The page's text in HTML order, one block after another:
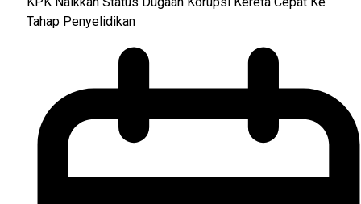
Tahap Penyelidikan